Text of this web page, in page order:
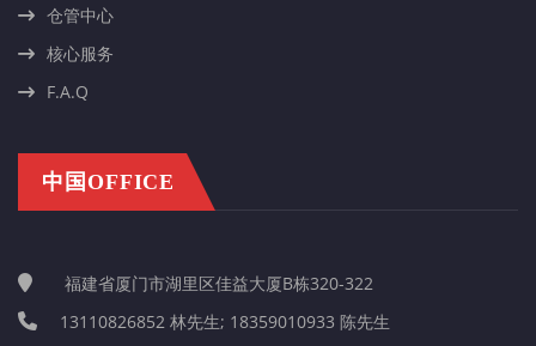
仓管中心
核心服务
F.A.Q
中国OFFICE
福建省厦门市湖里区佳益大厦B栋320-322
13110826852 林先生; 18359010933 陈先生